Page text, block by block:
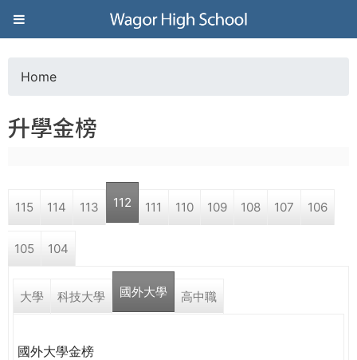
Jump to navigation
葳
格
高
學
o
a
r
e
Home
升學金榜
115 114 113 112 111 110 109 108 107 106
105 104
大學 科技大學 國外大學 高中職
國外大學金榜